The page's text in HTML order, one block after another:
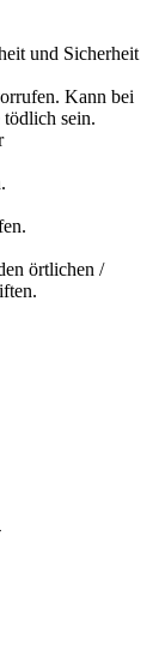
und Sicherheit
Kann bei
sein.
örtlichen /